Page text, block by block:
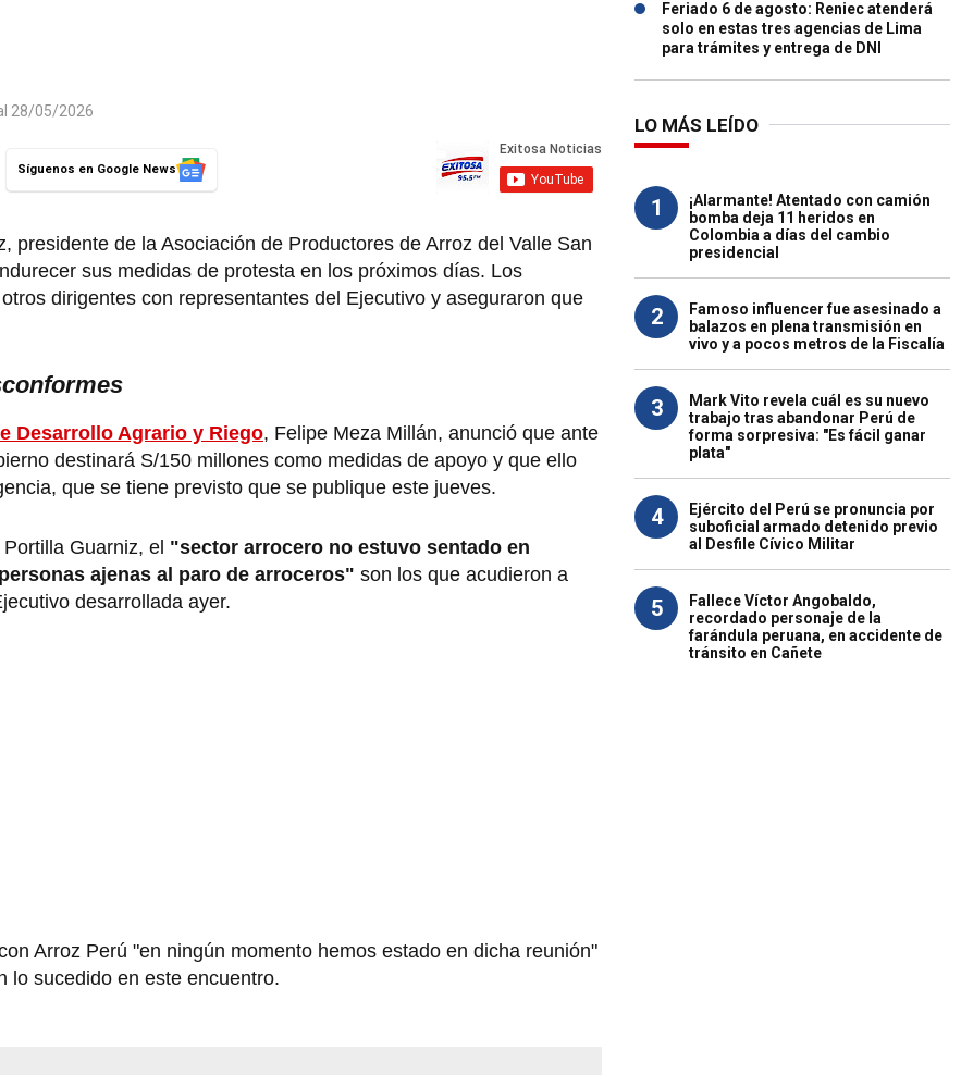
28/05/2026
Síguenos en Google News
presidente de la Asociación de Productores de Arroz del Valle San
sus medidas de protesta en los próximos días. Los
dirigentes con representantes del Ejecutivo y aseguraron que
Desarrollo Agrario y Riego, Felipe Meza Millán, anunció que ante
destinará S/150 millones como medidas de apoyo y que ello
que se tiene previsto que se publique este jueves.
Guarniz, el "sector arrocero no estuvo sentado en
ajenas al paro de arroceros" son los que acudieron a
desarrollada ayer.
Arroz Perú "en ningún momento hemos estado en dicha reunión"
lo sucedido en este encuentro.
Feriado 6 de agosto: Reniec atenderá
solo en estas tres agencias de Lima
para trámites y entrega de DNI
LO MÁS LEÍDO
1
¡Alarmante! Atentado con camión
bomba deja 11 heridos en
Colombia a días del cambio
presidencial
2
Famoso influencer fue asesinado a
balazos en plena transmisión en
vivo y a pocos metros de la Fiscalía
3
Mark Vito revela cuál es su nuevo
trabajo tras abandonar Perú de
forma sorpresiva: "Es fácil ganar
plata"
4
Ejército del Perú se pronuncia por
suboficial armado detenido previo
al Desfile Cívico Militar
5
Fallece Víctor Angobaldo,
recordado personaje de la
farándula peruana, en accidente de
tránsito en Cañete